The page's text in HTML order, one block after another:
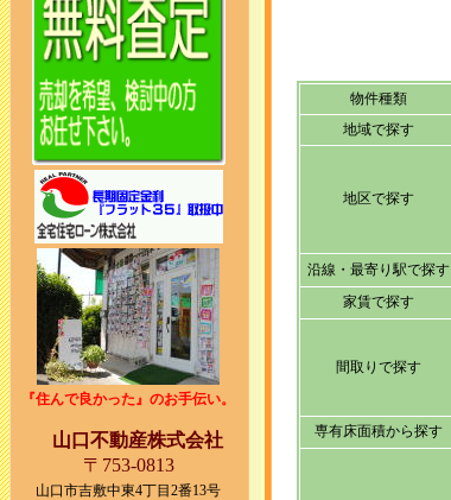
『住んで良かった』のお手伝い。
山口不動産株式会社
〒753-0813
山口市吉敷中東4丁目2番13号
物件種類
地域で探す
地区で探す
沿線・最寄り駅で探す
家賃で探す
間取りで探す
専有床面積から探す